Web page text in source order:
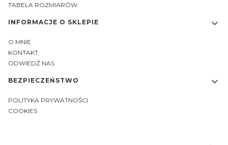
TABELA ROZMIARÓW
INFORMACJE O SKLEPIE
O MNIE
KONTAKT
ODWIEDŹ NAS
BEZPIECZEŃSTWO
POLITYKA PRYWATNOŚCI
COOKIES